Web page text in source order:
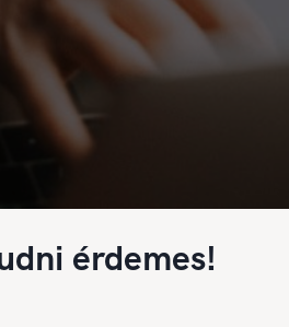
érdemes!